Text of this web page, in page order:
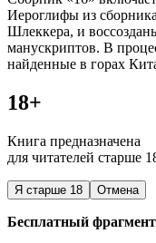
Иероглифы из
Шлеккера, и
манускриптов. В
найденные в горах
18+
Книга предназначена
для читателей старше
Я старше 18 Отмена
Бесплатный